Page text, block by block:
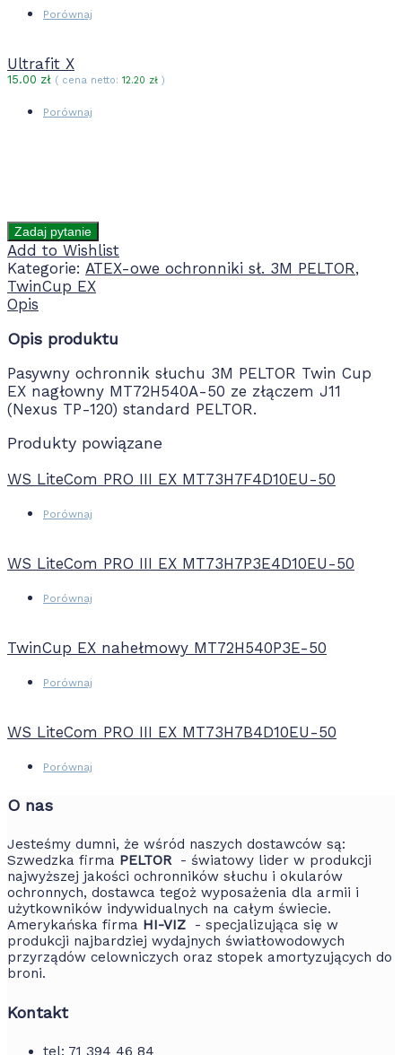
Porównaj
Ultrafit X
15.00 zł ( cena netto: 12.20 zł )
Porównaj
Add to Wishlist
Kategorie: ATEX-owe ochronniki sł. 3M PELTOR,
TwinCup EX
Opis
Opis produktu
Pasywny ochronnik słuchu 3M PELTOR Twin Cup
EX nagłowny MT72H540A-50 ze złączem J11
(Nexus TP-120) standard PELTOR.
Produkty powiązane
WS LiteCom PRO III EX MT73H7F4D10EU-50
Porównaj
WS LiteCom PRO III EX MT73H7P3E4D10EU-50
Porównaj
TwinCup EX nahełmowy MT72H540P3E-50
Porównaj
WS LiteCom PRO III EX MT73H7B4D10EU-50
Porównaj
O nas
Jesteśmy dumni, że wśród naszych dostawców są:
Szwedzka firma PELTOR- światowy lider w produkcji
najwyższej jakości ochronników słuchu i okularów
ochronnych, dostawca tegoż wyposażenia dla armii i
użytkowników indywidualnych na całym świecie.
Amerykańska firma HI-VIZ - specjalizująca się w
produkcji najbardziej wydajnych światłowodowych
przyrządów celowniczych oraz stopek amortyzujących do
broni.
Kontakt
tel: 71 394 46 84